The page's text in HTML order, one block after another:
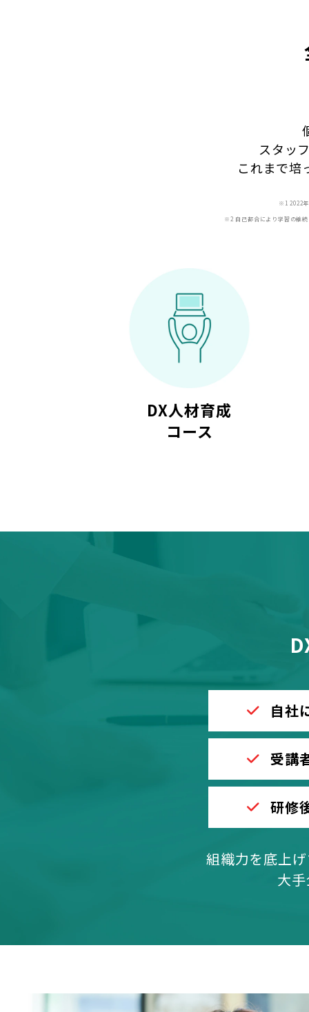
スタッ
これまで培
※1 2022年
※2 自己都合により学習の継
DX人材育成
コース
自社
受講
研修
組織力を底上
大